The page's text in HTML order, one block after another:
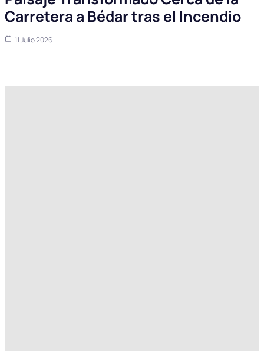
Carretera a Bédar tras el Incendio
11 Julio 2026